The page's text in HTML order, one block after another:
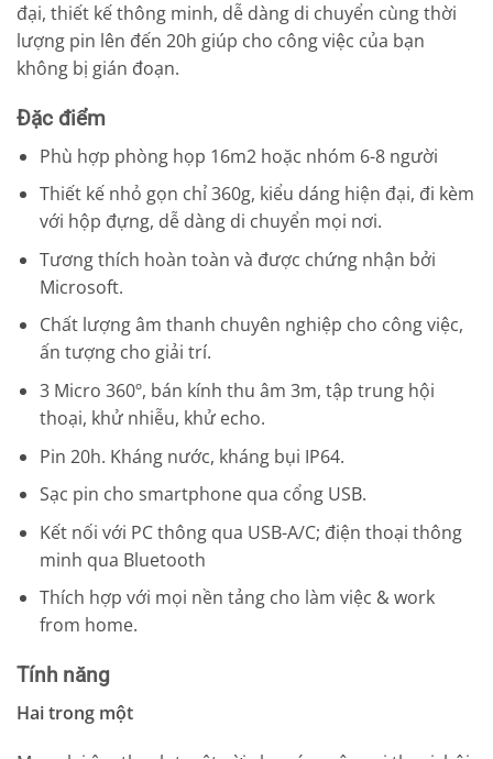
đại, thiết kế thông minh, dễ dàng di chuyển cùng thời
lượng pin lên đến 20h giúp cho công việc của bạn
không bị gián đoạn.
Đặc điểm
Phù hợp phòng họp 16m2 hoặc nhóm 6-8 người
Thiết kế nhỏ gọn chỉ 360g, kiểu dáng hiện đại, đi kèm
với hộp đựng, dễ dàng di chuyển mọi nơi.
Tương thích hoàn toàn và được chứng nhận bởi
Microsoft.
Chất lượng âm thanh chuyên nghiệp cho công việc,
ấn tượng cho giải trí.
3 Micro 360º, bán kính thu âm 3m, tập trung hội
thoại, khử nhiễu, khử echo.
Pin 20h. Kháng nước, kháng bụi IP64.
Sạc pin cho smartphone qua cổng USB.
Kết nối với PC thông qua USB-A/C; điện thoại thông
minh qua Bluetooth
Thích hợp với mọi nền tảng cho làm việc & work
from home.
Tính năng
Hai trong một